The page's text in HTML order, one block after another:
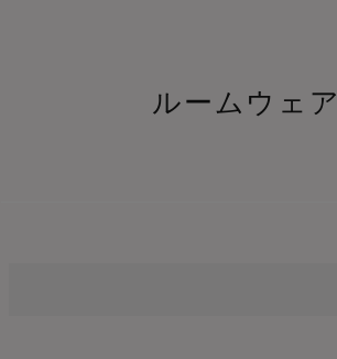
ルームウェア